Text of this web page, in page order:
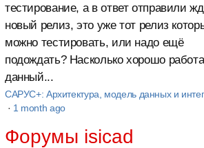
тестирование, а в ответ отправили
новый релиз, это уже тот релиз
можно тестировать, или надо ещё
подождать? Насколько хорошо
данный...
САРУС+: Архитектура, модель данных и
· 1 month ago
Форумы isicad